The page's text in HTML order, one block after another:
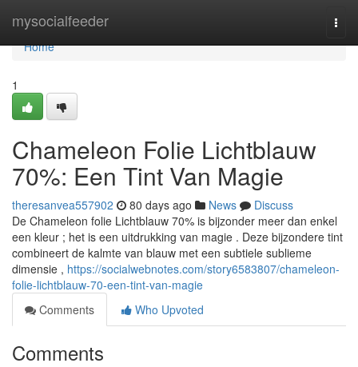
mysocialfeeder
Home
Home
1
Chameleon Folie Lichtblauw
70%: Een Tint Van Magie
theresanvea557902 80 days ago News
Discuss
De Chameleon folie Lichtblauw 70% is bijzonder meer dan enkel
een kleur ; het is een uitdrukking van magie . Deze bijzondere tint
combineert de kalmte van blauw met een subtiele sublieme
dimensie , https://socialwebnotes.com/story6583807/chameleon-
folie-lichtblauw-70-een-tint-van-magie
Comments
Who Upvoted
Comments